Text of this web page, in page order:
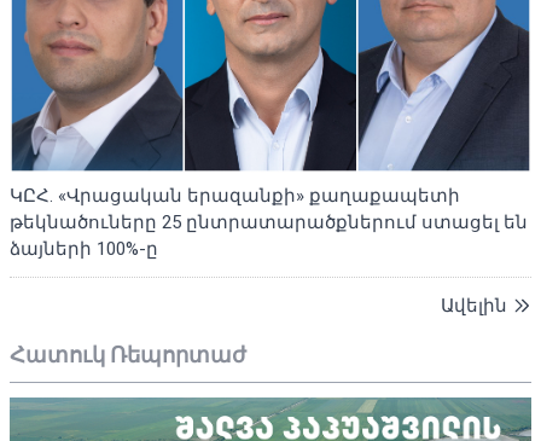
ԿԸՀ. «Վրացական երազանքի» քաղաքապետի
թեկնածուները 25 ընտրատարածքներում ստացել են
ձայների 100%-ը
Ավելին
Հատուկ Ռեպորտաժ